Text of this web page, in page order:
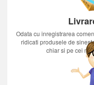
Odata cu inregistrarea
ridicati produsele de
chiar si pe cei